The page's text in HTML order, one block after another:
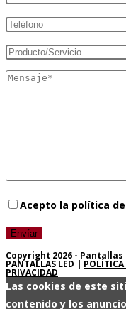
Acepto la política
Copyright 2026 - Pantallas
PANTALLAS LED | POLÍTICA
PRIVACIDAD
Las cookies de este
contenido y los